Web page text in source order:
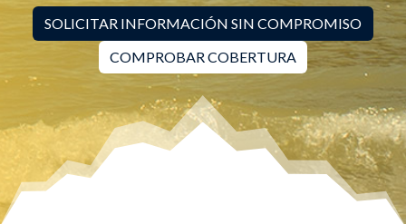
SOLICITAR INFORMACIÓN SIN COMPROMISO
COMPROBAR COBERTURA